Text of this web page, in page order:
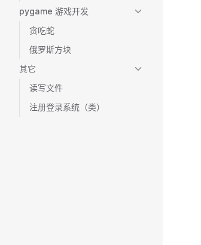
pygame 游戏开发
贪吃蛇
俄罗斯方块
其它
读写文件
注册登录系统（类）